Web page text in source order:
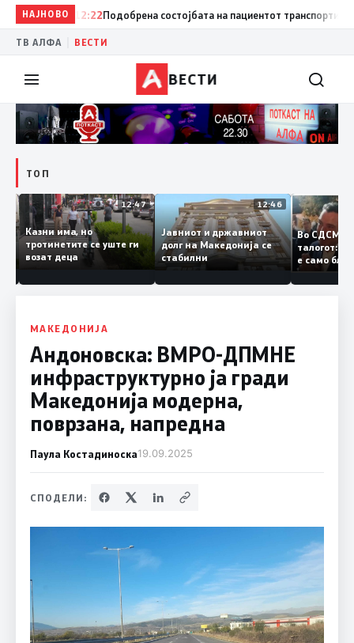
НАЈНОВО12:22Подобрена состојбата на пациентот транспортиран
ТВ АЛФА ВЕСТИ
ВЕСТИ
ТОП
12:50 12:47
Казни има, но
тротинетите се уште ги
возат деца
12:46
Јавниот и државниот
долг на Македонија се
стабилни
Во СДСМ
е само
копија
Заев
МАКЕДОНИЈА
Андоновска: ВМРО-ДПМНЕ
инфраструктурно ја гради
Македонија модерна,
поврзана, напредна
Паула Костадиноска19.09.2025
СПОДЕЛИ: